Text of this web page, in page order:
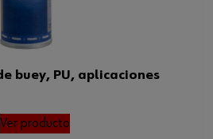
buey, PU, aplicaciones
Ver producto